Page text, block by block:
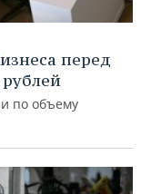
перед
по объему